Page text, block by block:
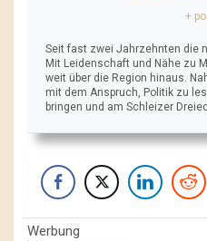
+
Seit fast zwei Jahrzehnten die
Mit Leidenschaft und Nähe zu
weit über die Region hinaus.
mit dem Anspruch, Politik zu
bringen und am Schleizer
Werbung